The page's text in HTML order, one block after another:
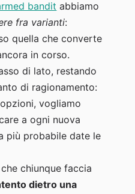
bandit abbiamo
fra varianti:
quella che converte
in corso.
di lato, restando
di ragionamento:
vogliamo
a ogni nuova
più probabile date le
chiunque faccia
dietro una